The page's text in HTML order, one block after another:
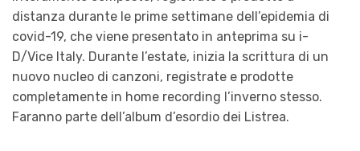
distanza durante le prime settimane dell’epidemia di
covid-19, che viene presentato in anteprima su i-
D/Vice Italy. Durante l’estate, inizia la scrittura di un
nuovo nucleo di canzoni, registrate e prodotte
completamente in home recording l’inverno stesso.
Faranno parte dell’album d’esordio dei Listrea.